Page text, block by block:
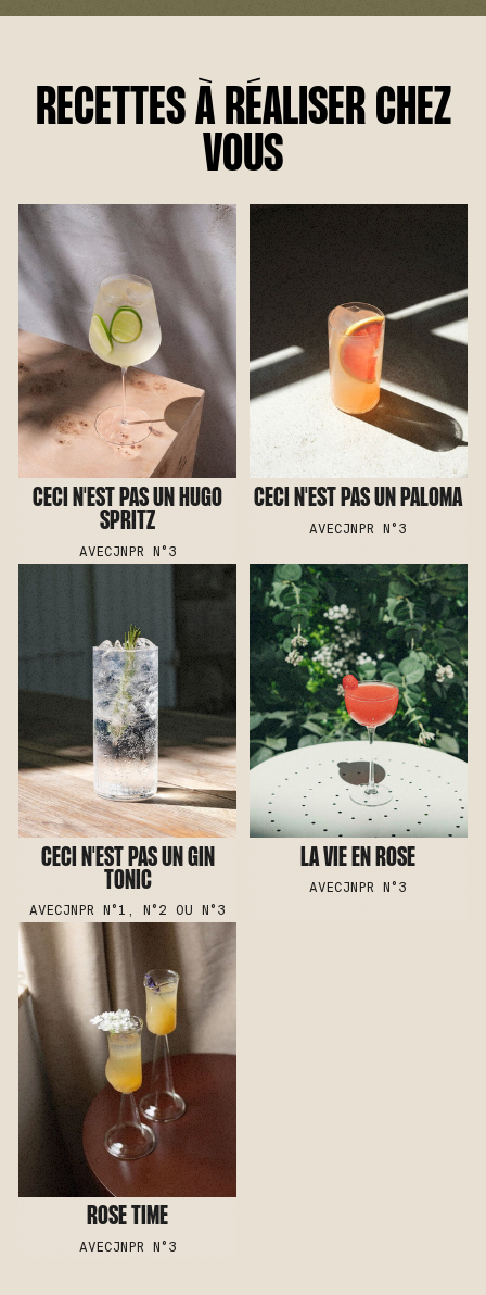
RECETTES À RÉALISER CHEZ
VOUS
CECI N'EST PAS UN HUGO
SPRITZ
AVECJNPR N°3
CECI N'EST PAS UN PALOMA
AVECJNPR N°3
CECI N'EST PAS UN GIN
TONIC
AVECJNPR N°1, N°2 OU N°3
LA VIE EN ROSE
AVECJNPR N°3
ROSE TIME
AVECJNPR N°3